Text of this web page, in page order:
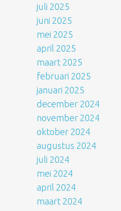
juli 2025
juni 2025
mei 2025
april 2025
maart 2025
februari 2025
januari 2025
december 2024
november 2024
oktober 2024
augustus 2024
juli 2024
mei 2024
april 2024
maart 2024